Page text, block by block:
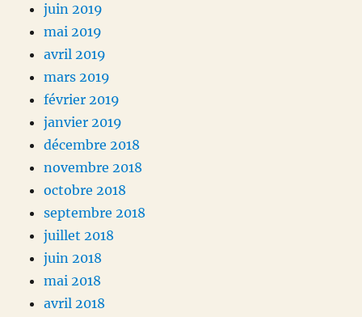
juin 2019
mai 2019
avril 2019
mars 2019
février 2019
janvier 2019
décembre 2018
novembre 2018
octobre 2018
septembre 2018
juillet 2018
juin 2018
mai 2018
avril 2018